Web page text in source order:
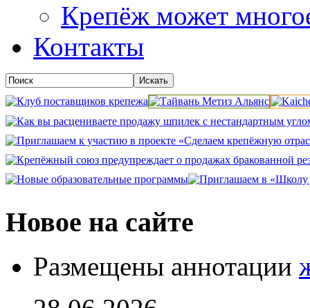
Крепёж может
Контакты
Новое на сайте
Размещены аннотации